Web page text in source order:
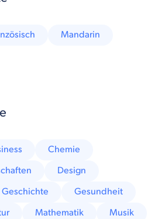
Mandarin
Chemie
Design
Geschichte
Gesundheit
Mathematik
Musik